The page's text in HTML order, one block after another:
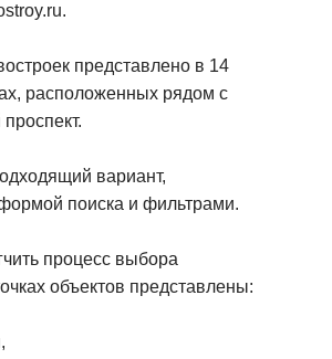
представлено в 14
расположенных рядом с
вариант,
поиска и фильтрами.
процесс выбора
объектов представлены: